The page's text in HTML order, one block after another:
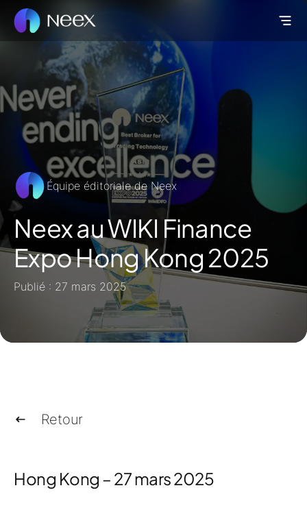
Équipe éditoriale de Neex
Neex au WIKI Finance
Expo Hong Kong 2025
Publié : 27 mars 2025
Retour
Hong Kong – 27 mars 2025